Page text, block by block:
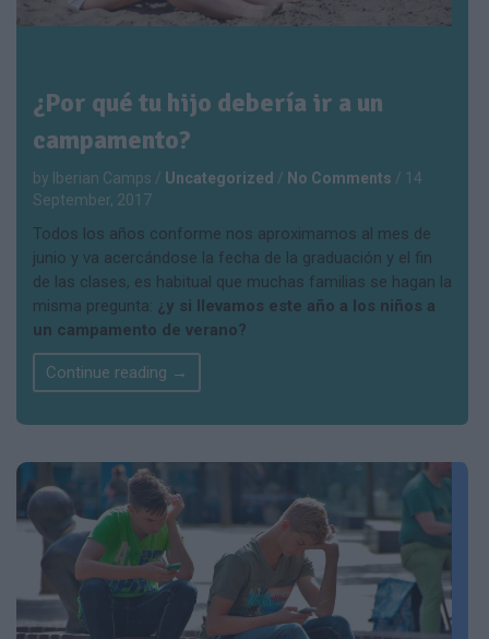
¿Por qué tu hijo debería ir a un
campamento?
by Iberian Camps / Uncategorized / No Comments / 14
September, 2017
Todos los años conforme nos aproximamos al mes de
junio y va acercándose la fecha de la graduación y el fin
de las clases, es habitual que muchas familias se hagan la
misma pregunta: ¿y si llevamos este año a los niños a
un campamento de verano?
Continue reading →